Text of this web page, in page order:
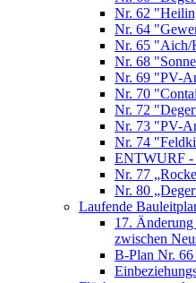
Nr. 62
Nr. 64
Nr. 65 "Aich/
Nr. 68
Nr. 69 "PV-
Nr. 70
Nr. 72
Nr. 73 "PV-
Nr. 74
ENTWURF -
Nr. 77
Nr. 80
Laufende
17. Änderung
zwischen
B-Plan Nr. 66